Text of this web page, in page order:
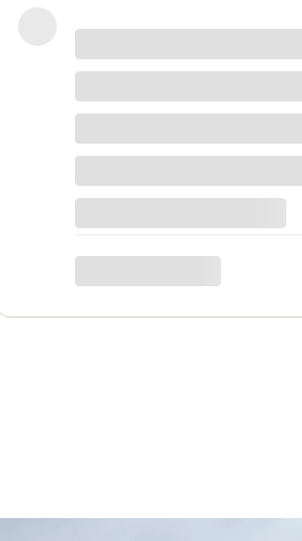
w bardzo krótkim